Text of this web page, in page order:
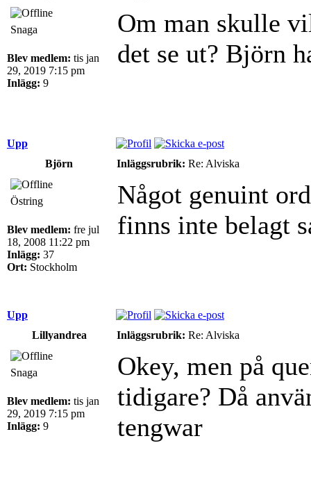
Snaga
Blev medlem: tis jan
29, 2019 7:15 pm
Inlägg: 9
Om man skulle
det se ut? Björn
Upp
Björn
Inläggsrubrik: Re: Alviska
Östring
Blev medlem: fre jul
18, 2008 11:22 pm
Inlägg: 37
Ort: Stockholm
Något genuint
finns inte belagt
Upp
Lillyandrea
Inläggsrubrik: Re: Alviska
Snaga
Blev medlem: tis jan
29, 2019 7:15 pm
Inlägg: 9
Okey, men på
tidigare? Då
tengwar